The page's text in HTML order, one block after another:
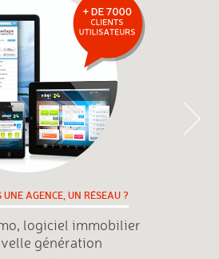
UNE AGENCE, UN RÉSEAU ?
logiciel immobilier
génération